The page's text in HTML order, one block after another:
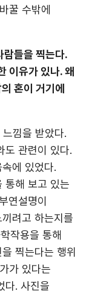
꿀 수밖에
람들을 찍는다.
이유가 있나. 왜
혼이 거기에
낌을 받았다.
도 관련이 있다.
에 있었다.
통해 보고 있는
연설명이
려고 하는지를
작용을 통해
찍는다는 행위
가 있다는
다. 사진을